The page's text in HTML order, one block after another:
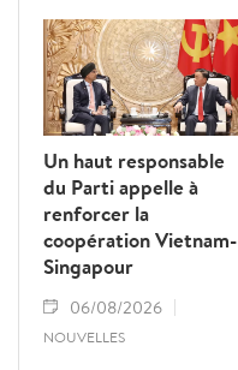
Un haut responsable
du Parti appelle à
renforcer la
coopération Vietnam-
Singapour
06/08/2026
NOUVELLES